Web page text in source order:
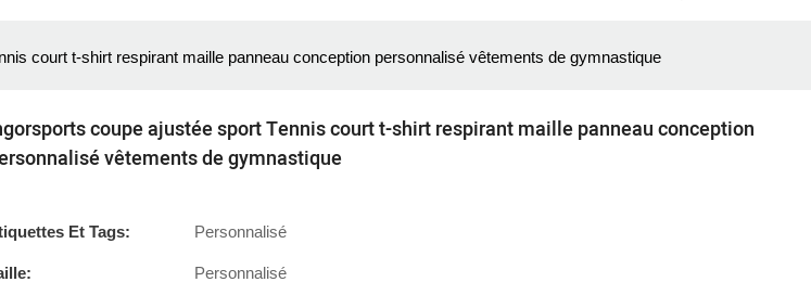
court t-shirt respirant maille panneau conception personnalisé vêtements de gymnastique
coupe ajustée sport Tennis court t-shirt respirant maille panneau conception
vêtements de gymnastique
Et Tags: Personnalisé
Personnalisé